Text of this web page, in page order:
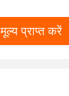
मूल्य प्राप्त करें